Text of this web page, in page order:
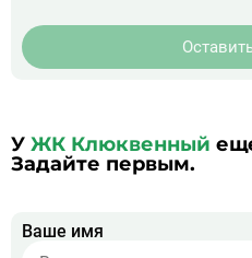
У ЖК Клюквенный
Задайте первым.
Ваше имя